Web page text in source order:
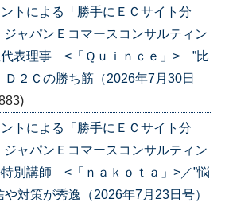
ントによる「勝手にＥＣサイト分
ャパンＥコマースコンサルティン
表理事 <「Ｑｕｉｎｃｅ」> ”比
Ｄ２Ｃの勝ち筋（2026年7月30日
ントによる「勝手にＥＣサイト分
ャパンＥコマースコンサルティン
別講師 <「ｎａｋｏｔａ」>／”悩
対策が秀逸（2026年7月23日号）